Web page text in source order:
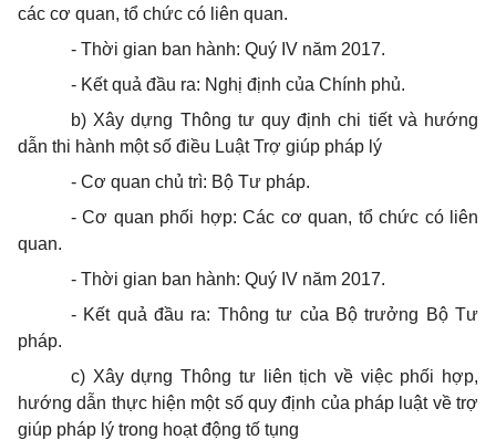
các cơ quan, tổ chức có liên quan.
- Thời gian ban hành: Quý IV năm 2017.
- Kết quả đầu ra: Nghị định của Chính phủ.
b) Xây dựng Thông tư quy định chi tiết và hướng
dẫn thi hành một số điều Luật Trợ giúp pháp lý
- Cơ quan chủ trì: Bộ Tư pháp.
- Cơ quan phối hợp: Các cơ quan, tổ chức có liên
quan.
- Thời gian ban hành: Quý IV năm 2017.
- Kết quả đầu ra: Thông tư của Bộ trưởng Bộ Tư
pháp.
c) Xây dựng Thông tư liên tịch về việc phối hợp,
hướng dẫn thực hiện một số quy định của pháp luật về trợ
giúp pháp lý trong hoạt động tố tụng